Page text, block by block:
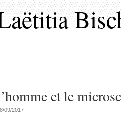
et le
09/2017